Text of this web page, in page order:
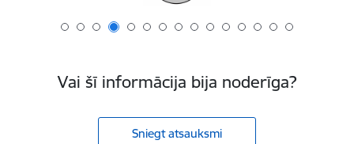
Vai šī informācija bija noderīga?
Sniegt atsauksmi